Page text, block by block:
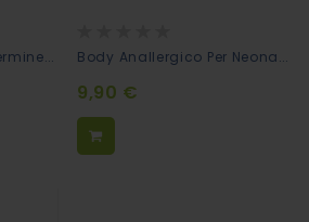
Body Per Neonati Pretermine In Cotone Bio - Sorriso Bimba 0% Body Anallergico Per Neonati Prematuri - Cane
9,90 €